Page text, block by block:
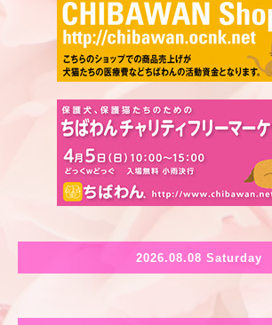
2026.08.08 Saturday